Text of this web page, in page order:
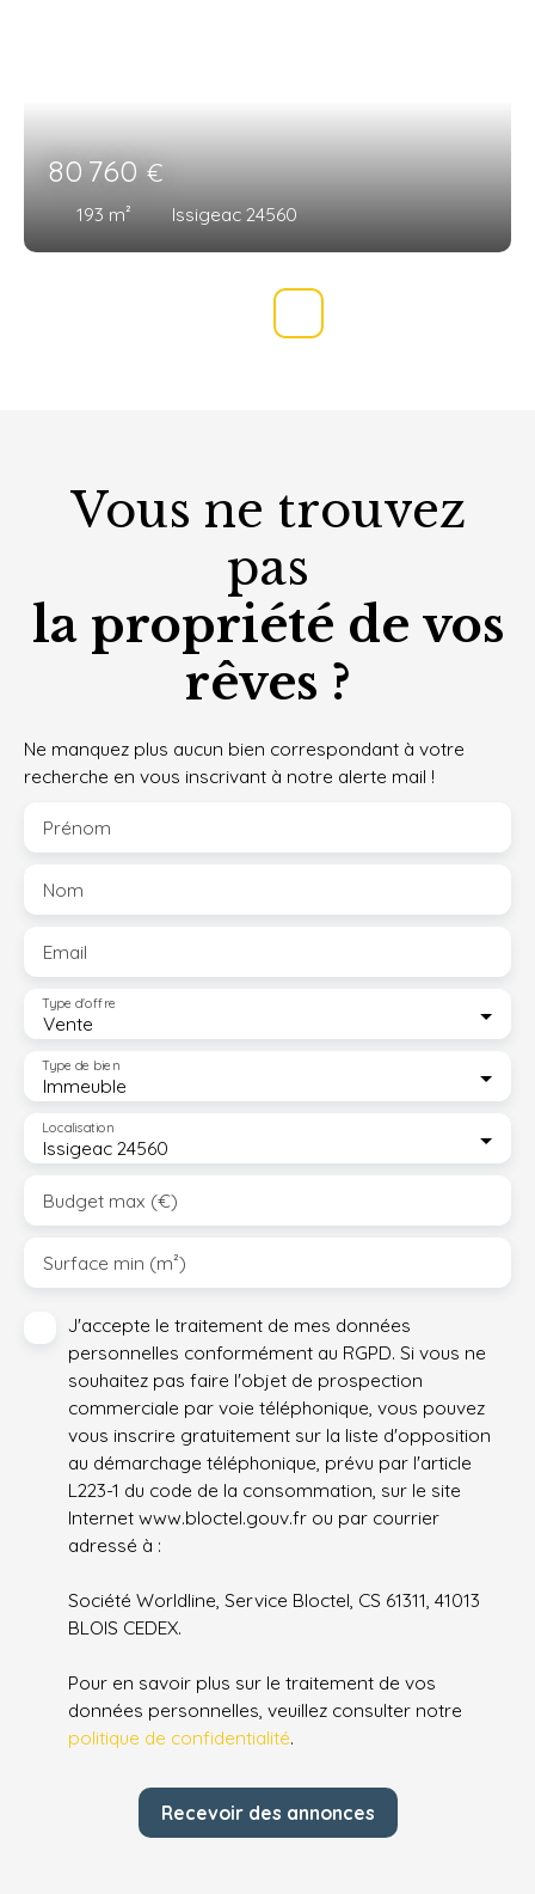
80 760€
193 m² Issigeac 24560
Vous ne trouvez
pas
la propriété de vos
rêves ?
Ne manquez plus aucun bien correspondant à votre
recherche en vous inscrivant à notre alerte mail !
Prénom
Nom
Email
Vente
Type d'offre
Immeuble
Type de bien
Issigeac 24560
Localisation
Budget max (€)
Surface min (m²)
J'accepte le traitement de mes données
personnelles conformément au RGPD. Si vous ne
souhaitez pas faire l'objet de prospection
commerciale par voie téléphonique, vous pouvez
vous inscrire gratuitement sur la liste d'opposition
au démarchage téléphonique, prévu par l'article
L223-1 du code de la consommation, sur le site
Internet www.bloctel.gouv.fr ou par courrier
adressé à :
Société Worldline, Service Bloctel, CS 61311, 41013
BLOIS CEDEX.
Pour en savoir plus sur le traitement de vos
données personnelles, veuillez consulter notre
politique de confidentialité.
Recevoir des annonces